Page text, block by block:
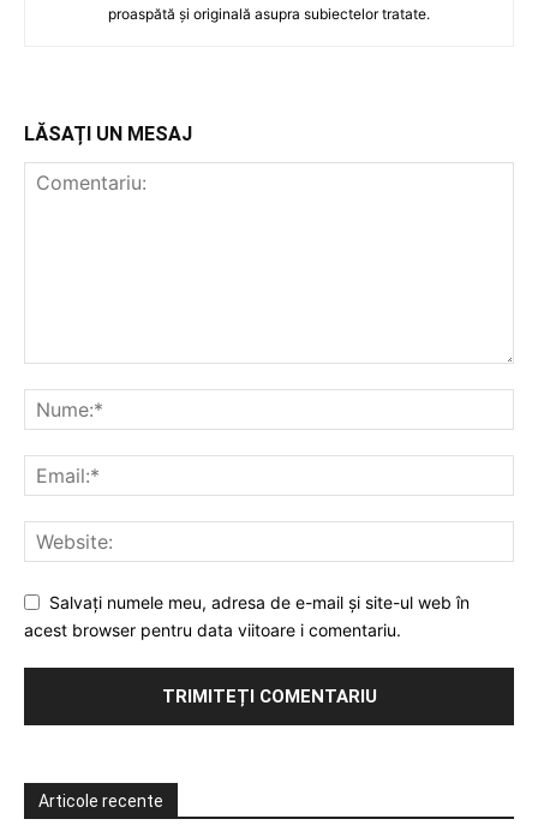
proaspătă și originală asupra subiectelor tratate.
LĂSAȚI UN MESAJ
Salvați numele meu, adresa de e-mail și site-ul web în
acest browser pentru data viitoare i comentariu.
Articole recente